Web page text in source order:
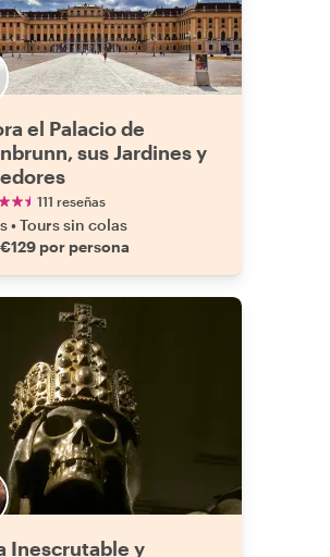
el Palacio de
sus Jardines y
111 reseñas
•Tours sin colas
por persona
Inescrutable y